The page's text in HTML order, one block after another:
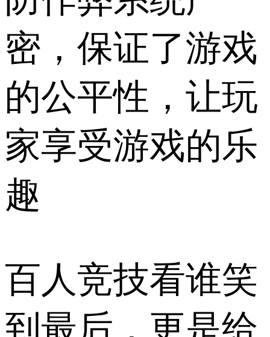
密，保证了游戏
的公平性，让玩
家享受游戏的乐
趣
百人竞技看谁笑
到最后，更是给